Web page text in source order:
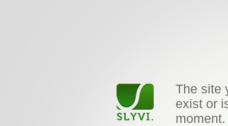
The site
exist or
moment.